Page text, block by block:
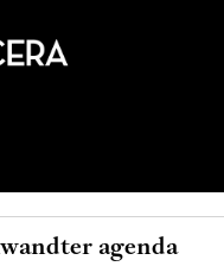
agenda